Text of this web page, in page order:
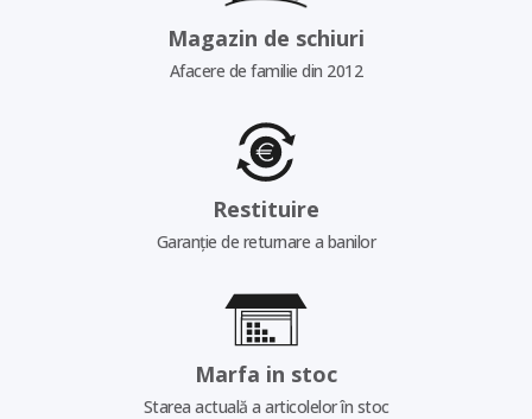
Magazin de schiuri
Afacere de familie din 2012
Restituire
Garanție de returnare a banilor
Marfa in stoc
Starea actuală a articolelor în stoc